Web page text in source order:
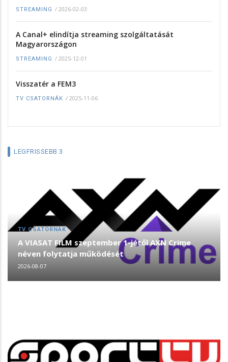
STREAMING / 2026-02-03
A Canal+ elindítja streaming szolgáltatását
Magyarországon
STREAMING / 2025-12-01
Visszatér a FEM3
TV CSATORNÁK / 2025-11-06
LEGFRISSEBB 3
TV CSATORNÁK
A VIASAT FILM szeptember 1-jétől AXN Crime
néven folytatja működését
2026-08-07